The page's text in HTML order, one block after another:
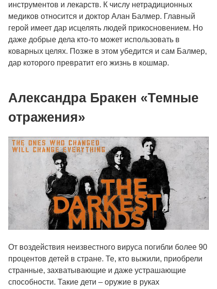
инструментов и лекарств. К числу нетрадиционных
медиков относится и доктор Алан Балмер. Главный
герой имеет дар исцелять людей прикосновением. Но
даже добрые дела кто-то может использовать в
коварных целях. Позже в этом убедится и сам Балмер,
дар которого превратит его жизнь в кошмар.
Александра Бракен «Темные
отражения»
От воздействия неизвестного вируса погибли более 90
процентов детей в стране. Те, кто выжили, приобрели
странные, захватывающие и даже устрашающие
способности. Такие дети – оружие в руках